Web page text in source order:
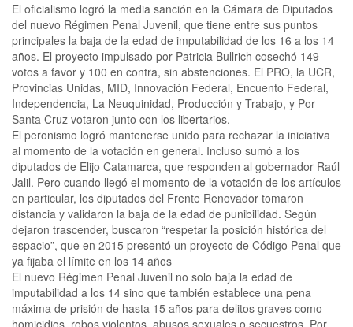
El oficialismo logró la media sanción en la Cámara de Diputados
del nuevo Régimen Penal Juvenil, que tiene entre sus puntos
principales la baja de la edad de imputabilidad de los 16 a los 14
años. El proyecto impulsado por Patricia Bullrich cosechó 149
votos a favor y 100 en contra, sin abstenciones. El PRO, la UCR,
Provincias Unidas, MID, Innovación Federal, Encuento Federal,
Independencia, La Neuquinidad, Producción y Trabajo, y Por
Santa Cruz votaron junto con los libertarios.
El peronismo logró mantenerse unido para rechazar la iniciativa
al momento de la votación en general. Incluso sumó a los
diputados de Elijo Catamarca, que responden al gobernador Raúl
Jalil. Pero cuando llegó el momento de la votación de los artículos
en particular, los diputados del Frente Renovador tomaron
distancia y validaron la baja de la edad de punibilidad. Según
dejaron trascender, buscaron “respetar la posición histórica del
espacio”, que en 2015 presentó un proyecto de Código Penal que
ya fijaba el límite en los 14 años
El nuevo Régimen Penal Juvenil no solo baja la edad de
imputabilidad a los 14 sino que también establece una pena
máxima de prisión de hasta 15 años para delitos graves como